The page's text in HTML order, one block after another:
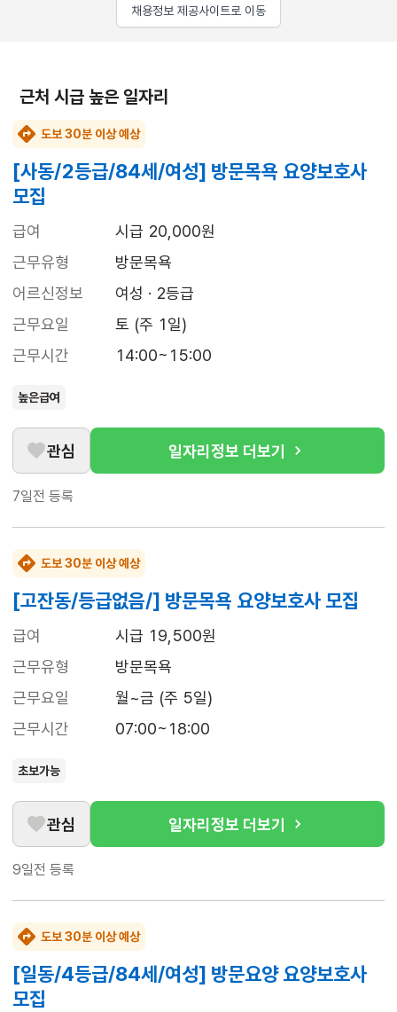
채용정보 제공사이트로 이동
근처 시급 높은 일자리
도보 30분 이상 예상
[사동/2등급/84세/여성] 방문목욕 요양보호사
모집
급여
시급 20,000원
근무유형
방문목욕
어르신정보
여성 · 2등급
근무요일
토 (주 1일)
근무시간
14:00~15:00
높은급여
관심 일자리정보 더보기
7일전 등록
도보 30분 이상 예상
[고잔동/등급없음/] 방문목욕 요양보호사 모집
급여
시급 19,500원
근무유형
방문목욕
근무요일
월~금 (주 5일)
근무시간
07:00~18:00
초보가능
관심 일자리정보 더보기
9일전 등록
도보 30분 이상 예상
[일동/4등급/84세/여성] 방문요양 요양보호사
모집